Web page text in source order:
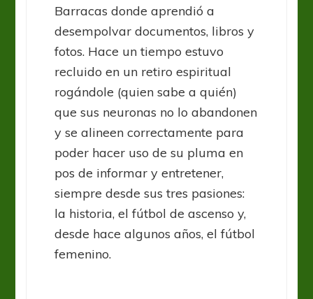
Barracas donde aprendió a
desempolvar documentos, libros y
fotos. Hace un tiempo estuvo
recluido en un retiro espiritual
rogándole (quien sabe a quién)
que sus neuronas no lo abandonen
y se alineen correctamente para
poder hacer uso de su pluma en
pos de informar y entretener,
siempre desde sus tres pasiones:
la historia, el fútbol de ascenso y,
desde hace algunos años, el fútbol
femenino.